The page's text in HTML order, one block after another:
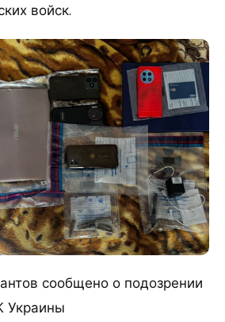
войск.
сообщено о подозрении
Украины